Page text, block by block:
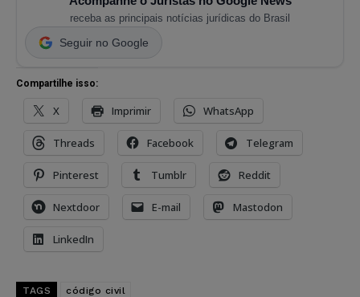
receba as principais notícias jurídicas do Brasil
Seguir no Google
Compartilhe isso:
X Imprimir WhatsApp
Threads Facebook Telegram
Pinterest Tumblr Reddit
Nextdoor E-mail Mastodon
LinkedIn
TAGS
código civil